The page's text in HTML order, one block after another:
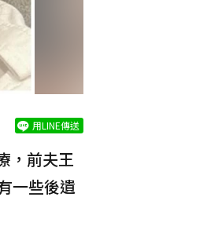
用LINE傳送
，前夫王
一些後遺